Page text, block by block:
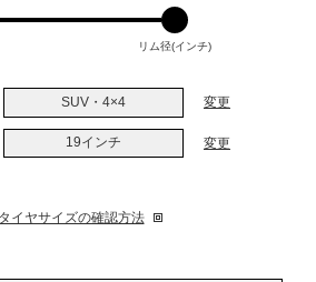
リム径(インチ)
SUV・4×4 変更
19インチ 変更
タイヤサイズの確認方法